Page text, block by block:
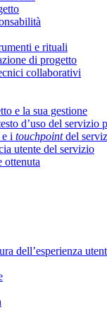
e rituali
di progetto
collaborativi
e la sua gestione
d’uso del servizio
i touchpointdel
utente del servizio
ottenuta
dell’esperienza